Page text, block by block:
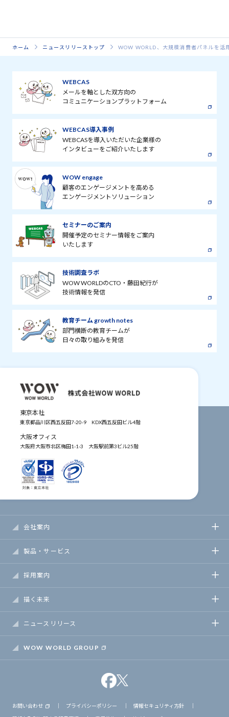
ホーム ニュースリリーストップ WOW WORLD、大規模消費者パネルを
WEBCAS
メールを軸とした双方向の
コミュニケーションプラットフォーム
WEBCAS導入事例
WEBCASを導入いただいた企業様の
インタビューをご紹介いたします
WOW engage
顧客のエンゲージメントを高める
エンゲージメントソリューション
セミナーのご案内
開催予定のセミナー情報をご案内
いたします
技術調査ラボ
WOW WORLDのCTO・藤田紀行が
技術情報を発信
教育チーム growth notes
部門横断の教育チームが
日々の取り組みを発信
東京本社
東京都品川区西五反田7-20-9 KDX西五反田ビル4階
大阪オフィス
大阪府大阪市北区梅田1-1-3 大阪駅前第3ビル25階
会社案内
製品・サービス
採用案内
描く未来
ニュースリリース
WOW WORLD GROUP
お問い合わせ プライバシーポリシー 情報セキュリティ方針